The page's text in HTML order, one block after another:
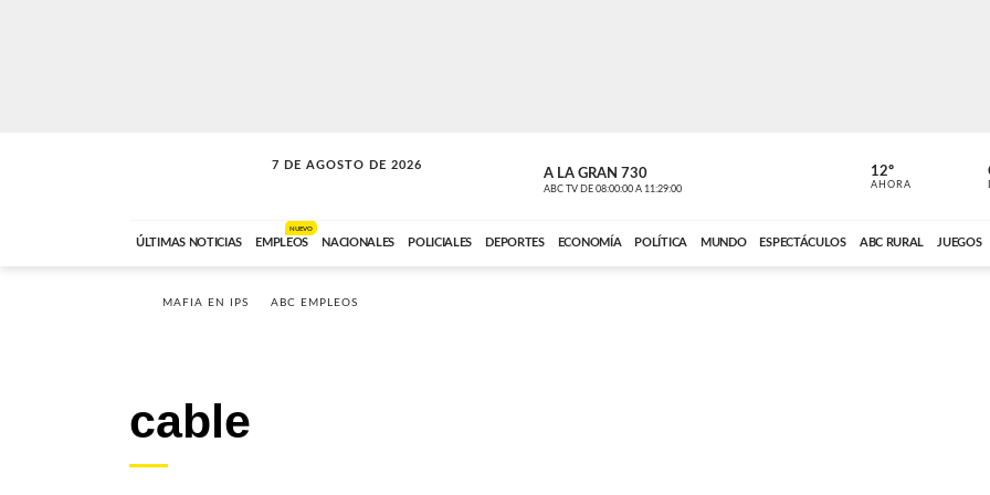
7 DE AGOSTO DE 2026
LA INCONDICIONAL A LA GRAN 730
ABC TV DE 08:00:00 A 11:29:00
A LA GRAN
ABC CARDINAL
12º
AHORA
ÚLTIMAS NOTICIAS EMPLEOS
NUEVO
NACIONALES POLICIALES DEPORTES ECONOMÍA POLÍTICA MUNDO ESPECTÁCULOS ABC RURAL JUEGOS
MAFIA EN IPS ABC EMPLEOS
cable